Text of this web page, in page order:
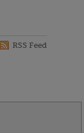
RSS Feed